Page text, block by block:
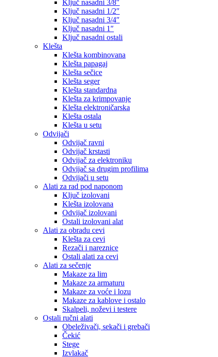
Ključ nasadni 3/8″
Ključ nasadni 1/2″
Ključ nasadni 3/4″
Ključ nasadni 1″
Ključ nasadni ostali
Klešta
Klešta kombinovana
Klešta papagaj
Klešta sečice
Klešta seger
Klešta standardna
Klešta za krimpovanje
Klešta elektroničarska
Klešta ostala
Klešta u setu
Odvijači
Odvijač ravni
Odvijač krstasti
Odvijač za elektroniku
Odvijač sa drugim profilima
Odvijači u setu
Alati za rad pod naponom
Ključ izolovani
Klešta izolovana
Odvijač izolovani
Ostali izolovani alat
Alati za obradu cevi
Klešta za cevi
Rezači i nareznice
Ostali alati za cevi
Alati za sečenje
Makaze za lim
Makaze za armaturu
Makaze za voće i lozu
Makaze za kablove i ostalo
Skalpeli, noževi i testere
Ostali ručni alati
Obeleživači, sekači i grebači
Čekić
Stege
Izvlakač